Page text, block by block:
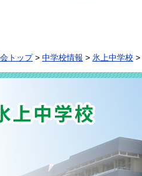
トップ > 中学校情報 > 氷上中学校 >